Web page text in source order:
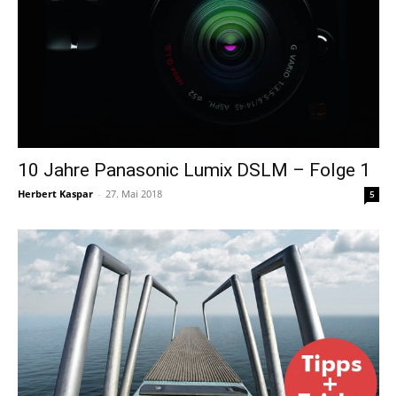
10 Jahre Panasonic Lumix DSLM – Folge 1
Herbert Kaspar - 27. Mai 2018 5